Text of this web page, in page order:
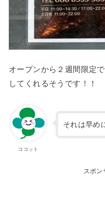
オープンから２週間限定
してくれるそうです！！
ココット
それは早め
スポン